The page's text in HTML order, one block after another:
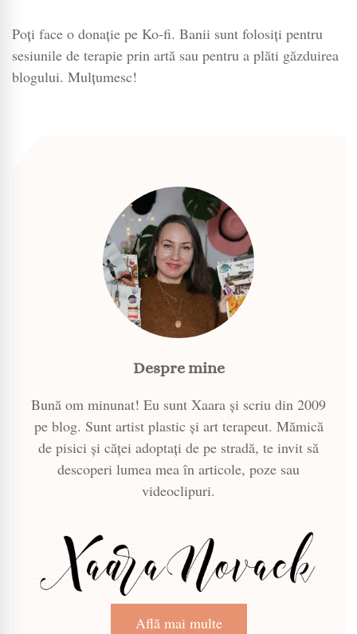
Poți face o donație pe Ko-fi. Banii sunt folosiți pentru
sesiunile de terapie prin artă sau pentru a plăti găzduirea
blogului. Mulțumesc!
Despre mine
Bună om minunat! Eu sunt Xaara și scriu din 2009
pe blog. Sunt artist plastic și art terapeut. Mămică
de pisici și căței adoptați de pe stradă, te invit să
descoperi lumea mea în articole, poze sau
videoclipuri.
Află mai multe